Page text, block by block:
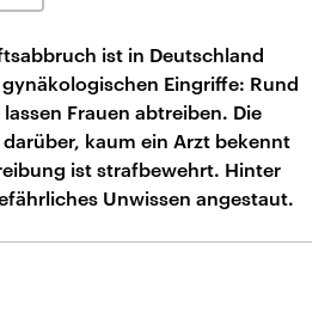
ist in Deutschland
Eingriffe: Rund
Frauen abtreiben. Die
kaum ein Arzt bekennt
ist strafbewehrt. Hinter
Unwissen angestaut.